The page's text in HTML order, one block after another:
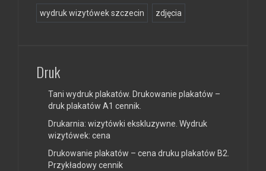
wydruk wizytówek szczecin zdjęcia
Druk
Tani wydruk plakatów. Drukowanie plakatów –
druk plakatów A1 cennik.
Drukarnia: wizytówki ekskluzywne. Wydruk
wizytówek: cena
Drukowanie plakatów – cena druku plakatów B2.
Przykładowy cennik